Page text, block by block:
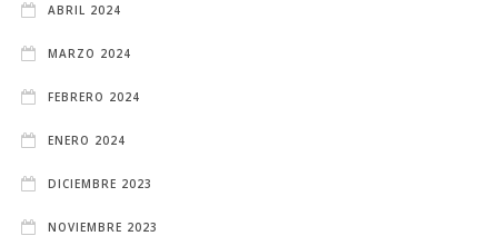
ABRIL 2024
MARZO 2024
FEBRERO 2024
ENERO 2024
DICIEMBRE 2023
NOVIEMBRE 2023